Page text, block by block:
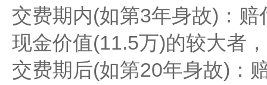
交费期内(如第3年身故)​​：
现金价值(11.5万)的较大者
交费期后(如第20年身故)​​：